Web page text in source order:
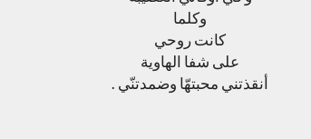
وكلما
كانت روحي
على شفا الهاوية
‏أنقذتني محبتهّا وضمدتنّي .